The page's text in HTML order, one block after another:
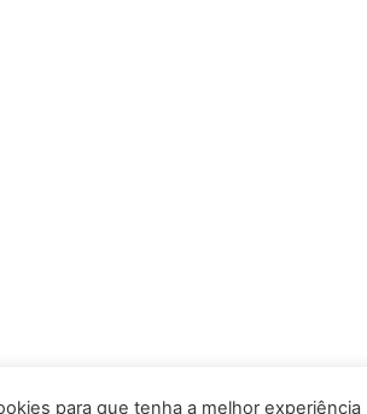
para que tenha a melhor